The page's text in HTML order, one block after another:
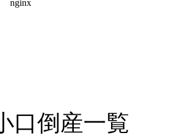
口倒産一覧